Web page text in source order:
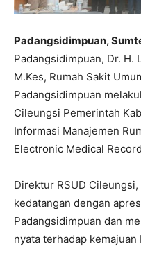
Padangsidimpuan,
Padangsidimpuan, Dr. H.
M.Kes, Rumah Sakit
Padangsidimpuan
Cileungsi Pemerintah
Informasi Manajemen
Electronic Medical
Direktur RSUD
kedatangan dengan
Padangsidimpuan dan
nyata terhadap kemajuan